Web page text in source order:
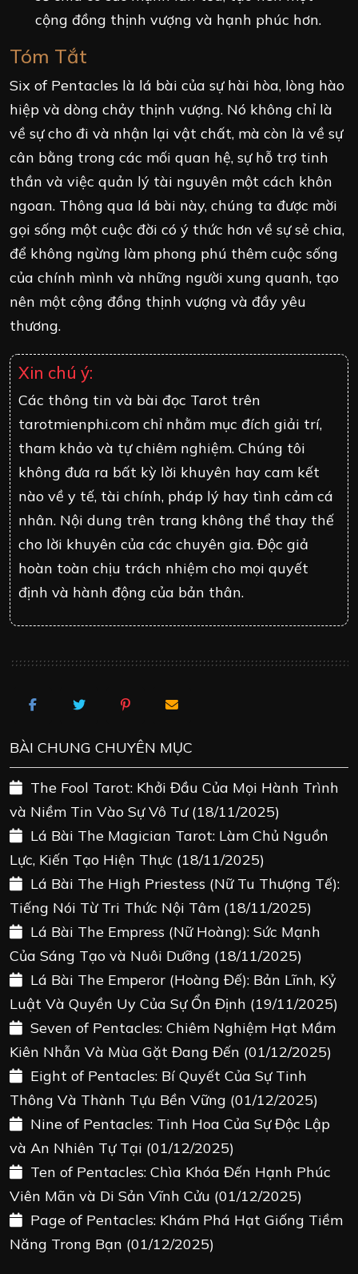
cộng đồng thịnh vượng và hạnh phúc hơn.
Tóm Tắt
Six of Pentacles là lá bài của sự hài hòa, lòng hào
hiệp và dòng chảy thịnh vượng. Nó không chỉ là
về sự cho đi và nhận lại vật chất, mà còn là về sự
cân bằng trong các mối quan hệ, sự hỗ trợ tinh
thần và việc quản lý tài nguyên một cách khôn
ngoan. Thông qua lá bài này, chúng ta được mời
gọi sống một cuộc đời có ý thức hơn về sự sẻ chia,
để không ngừng làm phong phú thêm cuộc sống
của chính mình và những người xung quanh, tạo
nên một cộng đồng thịnh vượng và đầy yêu
thương.
Xin chú ý:
Các thông tin và bài đọc Tarot trên
tarotmienphi.com chỉ nhằm mục đích giải trí,
tham khảo và tự chiêm nghiệm. Chúng tôi
không đưa ra bất kỳ lời khuyên hay cam kết
nào về y tế, tài chính, pháp lý hay tình cảm cá
nhân. Nội dung trên trang không thể thay thế
cho lời khuyên của các chuyên gia. Độc giả
hoàn toàn chịu trách nhiệm cho mọi quyết
định và hành động của bản thân.
BÀI CHUNG CHUYÊN MỤC
The Fool Tarot: Khởi Đầu Của Mọi Hành Trình
và Niềm Tin Vào Sự Vô Tư(18/11/2025)
Lá Bài The Magician Tarot: Làm Chủ Nguồn
Lực, Kiến Tạo Hiện Thực (18/11/2025)
Lá Bài The High Priestess (Nữ Tu Thượng Tế):
Tiếng Nói Từ Tri Thức Nội Tâm (18/11/2025)
Lá Bài The Empress (Nữ Hoàng): Sức Mạnh
Của Sáng Tạo và Nuôi Dưỡng (18/11/2025)
Lá Bài The Emperor (Hoàng Đế): Bản Lĩnh, Kỷ
Luật Và Quyền Uy Của Sự Ổn Định (19/11/2025)
Seven of Pentacles: Chiêm Nghiệm Hạt Mầm
Kiên Nhẫn Và Mùa Gặt Đang Đến (01/12/2025)
Eight of Pentacles: Bí Quyết Của Sự Tinh
Thông Và Thành Tựu Bền Vững (01/12/2025)
Nine of Pentacles: Tinh Hoa Của Sự Độc Lập
và An Nhiên Tự Tại (01/12/2025)
Ten of Pentacles: Chìa Khóa Đến Hạnh Phúc
Viên Mãn và Di Sản Vĩnh Cửu (01/12/2025)
Page of Pentacles: Khám Phá Hạt Giống Tiềm
Năng Trong Bạn (01/12/2025)